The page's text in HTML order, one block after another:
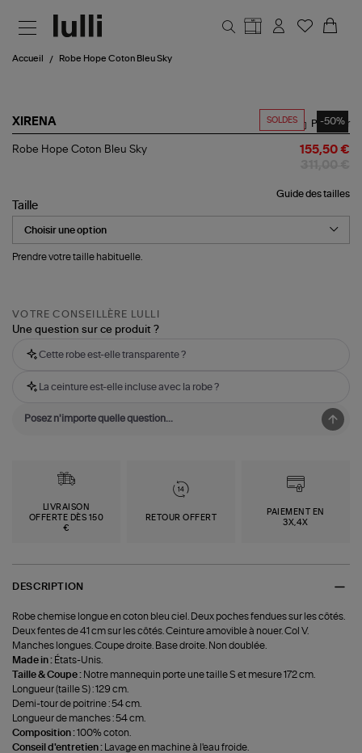
Accueil Robe Hope Coton Bleu Sky
SOLDES -50%
XIRENA
Robe
Sky
Partager
Robe Hope Coton Bleu Sky 155,50 €
Guide des tailles
Taille
Prendre votre taille habituelle.
VOTRE CONSEILLÈRE LULLI
Une question sur ce produit ?
Cette robe est-elle transparente ?
La ceinture est-elle incluse avec la robe ?
LIVRAISON
OFFERTE DÈS 150
€
RETOUR OFFERT
PAIEMENT EN
3X,4X
DESCRIPTION
Robe chemise longue en coton bleu ciel. Deux poches fendues sur les côtés.
Deux fentes de 41 cm sur les côtés. Ceinture amovible à nouer. Col V.
Manches longues. Coupe droite. Base droite. Non doublée.
Made in : États-Unis.
Taille & Coupe : Notre mannequin porte une taille S et mesure 172 cm.
Longueur (taille S) : 129 cm.
Demi-tour de poitrine : 54 cm.
Longueur de manches : 54 cm.
Composition :100% coton.
Conseil d'entretien :
Lavage en machine à l'eau froide.